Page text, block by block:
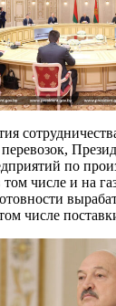
по
числе и на
числе